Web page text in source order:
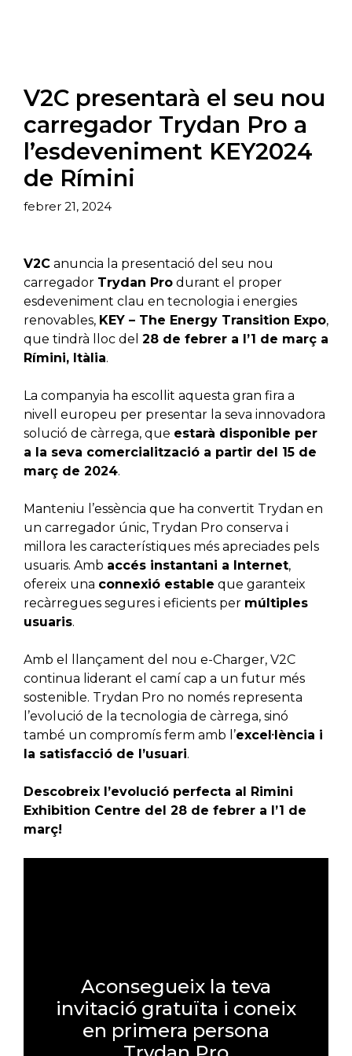
V2C presentarà el seu nou
carregador Trydan Pro a
l’esdeveniment KEY2024
de Rímini
febrer 21, 2024
V2C anuncia la presentació del seu nou
carregador Trydan Pro durant el proper
esdeveniment clau en tecnologia i energies
renovables, KEY – The Energy Transition Expo,
que tindrà lloc del 28 de febrer a l’1 de març a
Rímini, Itàlia.
La companyia ha escollit aquesta gran fira a
nivell europeu per presentar la seva innovadora
solució de càrrega, que estarà disponible per
a la seva comercialització a partir del 15 de
març de 2024.
Manteniu l’essència que ha convertit Trydan en
un carregador únic, Trydan Pro conserva i
millora les característiques més apreciades pels
usuaris. Amb accés instantani a Internet,
ofereix una connexió estable que garanteix
recàrregues segures i eficients per múltiples
usuaris.
Amb el llançament del nou e-Charger, V2C
continua liderant el camí cap a un futur més
sostenible. Trydan Pro no només representa
l’evolució de la tecnologia de càrrega, sinó
també un compromís ferm amb l’excel·lència i
la satisfacció de l’usuari.
Descobreix l’evolució perfecta al Rimini
Exhibition Centre del 28 de febrer a l’1 de
març!
Aconsegueix la teva
invitació gratuïta i coneix
en primera persona